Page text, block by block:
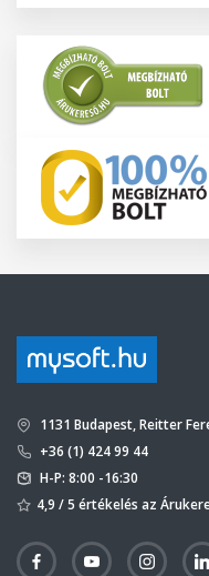
1131 Budapest, Reitter
+36 (1) 424 99 44
H-P: 8:00 -16:30
4,9 / 5 értékelés az